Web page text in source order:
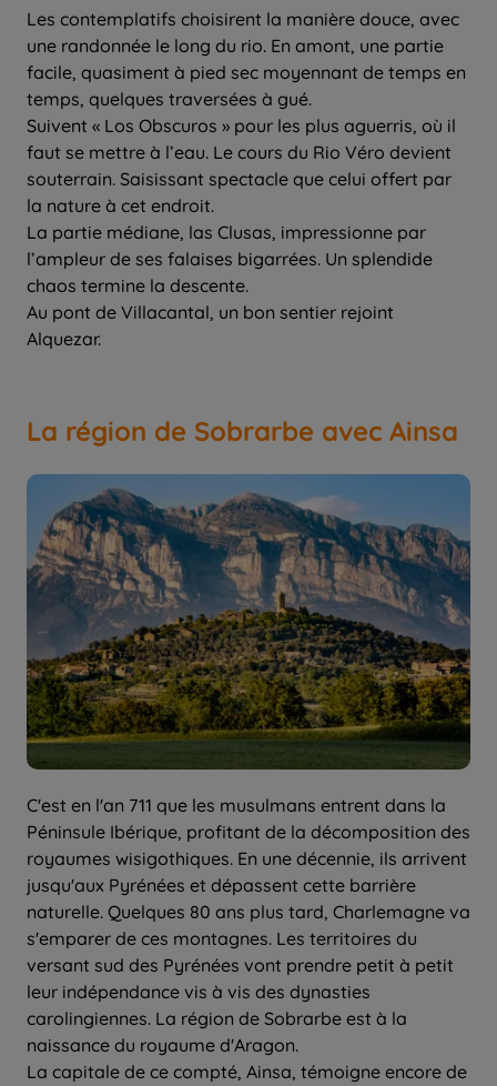
Les contemplatifs choisirent la manière douce, avec
une randonnée le long du rio. En amont, une partie
facile, quasiment à pied sec moyennant de temps en
temps, quelques traversées à gué.
Suivent « Los Obscuros » pour les plus aguerris, où il
faut se mettre à l’eau. Le cours du Rio Véro devient
souterrain. Saisissant spectacle que celui offert par
la nature à cet endroit.
La partie médiane, las Clusas, impressionne par
l’ampleur de ses falaises bigarrées. Un splendide
chaos termine la descente.
Au pont de Villacantal, un bon sentier rejoint
Alquezar.
La région de Sobrarbe avec Ainsa
C'est en l'an 711 que les musulmans entrent dans la
Péninsule Ibérique, profitant de la décomposition des
royaumes wisigothiques. En une décennie, ils arrivent
jusqu'aux Pyrénées et dépassent cette barrière
naturelle. Quelques 80 ans plus tard, Charlemagne va
s'emparer de ces montagnes. Les territoires du
versant sud des Pyrénées vont prendre petit à petit
leur indépendance vis à vis des dynasties
carolingiennes. La région de Sobrarbe est à la
naissance du royaume d'Aragon.
La capitale de ce compté, Ainsa, témoigne encore de